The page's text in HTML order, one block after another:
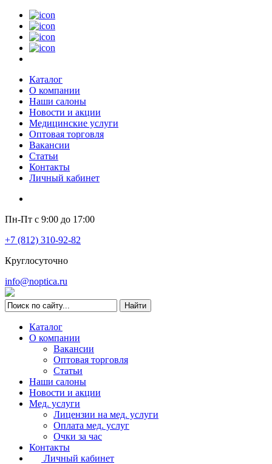
Каталог
О компании
Наши салоны
Новости и акции
Медицинские услуги
Оптовая торговля
Вакансии
Статьи
Контакты
Личный кабинет
Пн-Пт с 9:00 до 17:00
+7 (812) 310-92-82
Круглосуточно
info@noptica.ru
Каталог
О компании
Вакансии
Оптовая торговля
Статьи
Наши салоны
Новости и акции
Мед. услуги
Лицензии на мед. услуги
Оплата мед. услуг
Очки за час
Контакты
Личный кабинет